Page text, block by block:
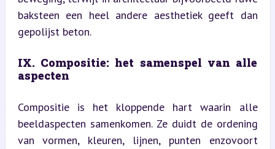
baksteen een heel andere aesthetiek geeft dan
gepolijst beton.
IX. Compositie: het samenspel van alle
aspecten
Compositie is het kloppende hart waarin alle
beeldaspecten samenkomen. Ze duidt de ordening
van vormen, kleuren, lijnen, punten enzovoort